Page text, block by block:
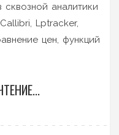
аналитики
Lptracker,
цен, функций